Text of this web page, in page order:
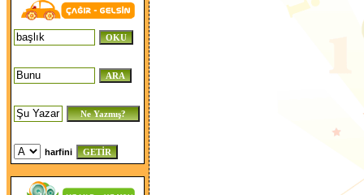
harfini